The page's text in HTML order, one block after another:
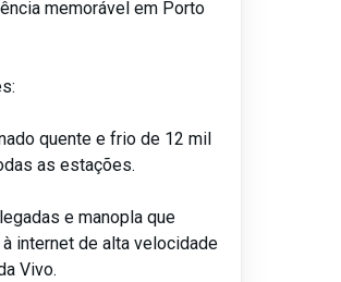
memorável em Porto
quente e frio de 12 mil
as estações.
e manopla que
internet de alta velocidade
Vivo.